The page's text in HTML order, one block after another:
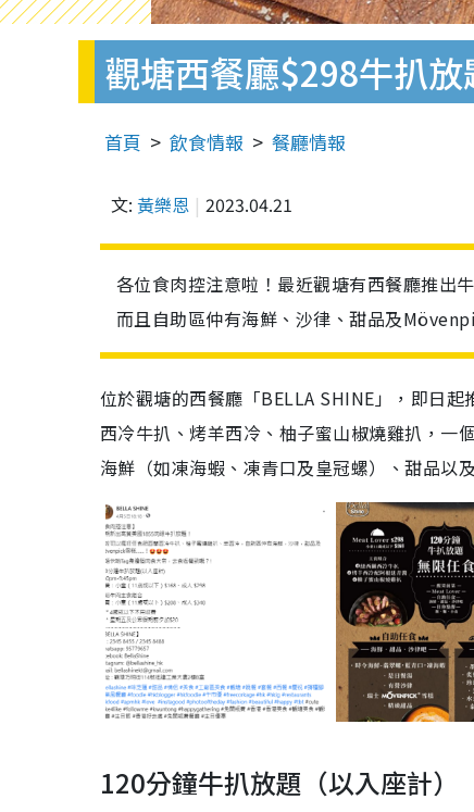
觀塘西餐廳$298牛扒
首頁 飲食情報 餐廳情報
文: 黃樂恩 2023.04.21
各位食肉控注意啦！最近觀塘有西餐廳推出
而且自助區仲有海鮮、沙律、甜品及
位於觀塘的西餐廳「BELLA SHINE」，即日
西冷牛扒、烤羊西冷、柚子蜜山椒燒雞扒，一
海鮮（如凍海蝦、凍青口及皇冠螺）、甜品以
120分鐘牛扒放題（以入座計）